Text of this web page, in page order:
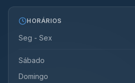
HORÁRIOS
Seg - Sex
Sábado
Domingo